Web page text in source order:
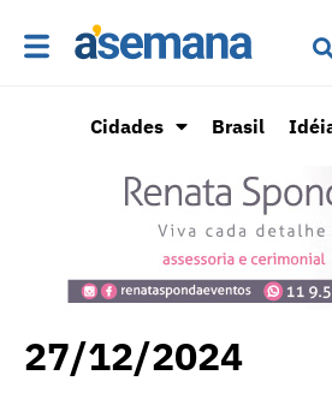
Cidades Brasil
27/12/2024